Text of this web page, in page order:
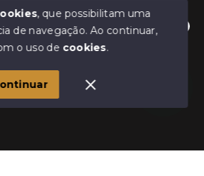
disponíveis para te ajudar.
IMÓVEIS - Todos os direitos
, que possibilitam uma
de navegação.Ao continuar,
o uso de cookies.